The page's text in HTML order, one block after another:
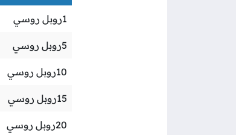
1روبل روسي
5روبل روسي
10روبل روسي
15روبل روسي
20روبل روسي